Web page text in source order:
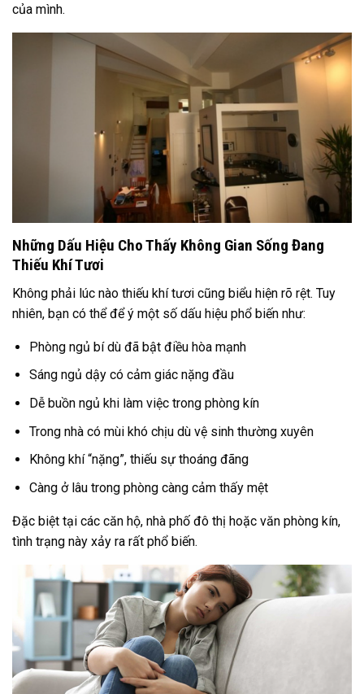
của mình.
Những Dấu Hiệu Cho Thấy Không Gian Sống Đang
Thiếu Khí Tươi
Không phải lúc nào thiếu khí tươi cũng biểu hiện rõ rệt. Tuy
nhiên, bạn có thể để ý một số dấu hiệu phổ biến như:
Phòng ngủ bí dù đã bật điều hòa mạnh
Sáng ngủ dậy có cảm giác nặng đầu
Dễ buồn ngủ khi làm việc trong phòng kín
Trong nhà có mùi khó chịu dù vệ sinh thường xuyên
Không khí “nặng”, thiếu sự thoáng đãng
Càng ở lâu trong phòng càng cảm thấy mệt
Đặc biệt tại các căn hộ, nhà phố đô thị hoặc văn phòng kín,
tình trạng này xảy ra rất phổ biến.